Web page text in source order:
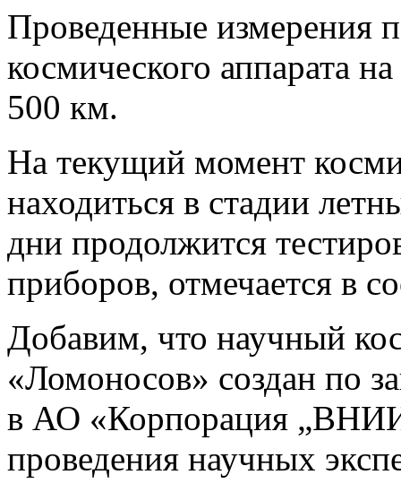
Проведенные измерения
космического аппарата
500 км.
На текущий момент
находиться в стадии
дни продолжится
приборов, отмечается в
Добавим, что научный
«Ломоносов» создан по
в АО «Корпорация
проведения научных